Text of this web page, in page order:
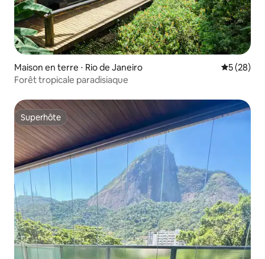
Maison en terre ⋅ Rio de Janeiro
5 (28)
Forêt tropicale paradisiaque
Superhôte
Superhôte